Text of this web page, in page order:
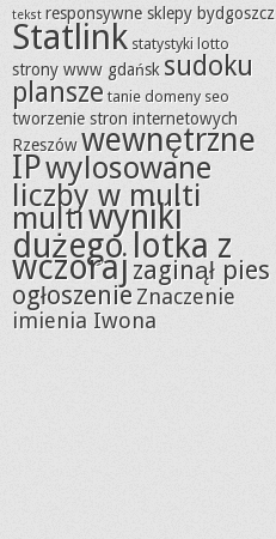
tekst responsywne sklepy bydgoszcz
Statlink statystyki lotto
strony www gdańsk sudoku
plansze tanie domeny seo
tworzenie stron internetowych
Rzeszówwewnętrzne
IPwylosowane
liczby w multi
multiwyniki
dużego lotka z
wczoraj zaginął pies
ogłoszenieZnaczenie
imienia Iwona